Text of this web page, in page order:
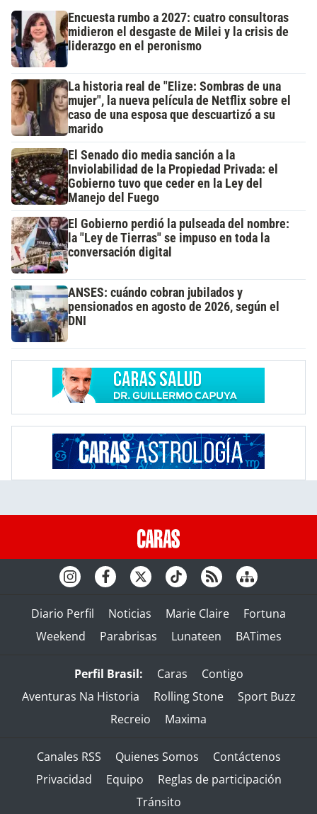
Encuesta rumbo a 2027: cuatro consultoras
midieron el desgaste de Milei y la crisis de
liderazgo en el peronismo
La historia real de "Elize: Sombras de una
mujer", la nueva película de Netflix sobre el
caso de una esposa que descuartizó a su
marido
El Senado dio media sanción a la
Inviolabilidad de la Propiedad Privada: el
Gobierno tuvo que ceder en la Ley del
Manejo del Fuego
El Gobierno perdió la pulseada del nombre:
la "Ley de Tierras" se impuso en toda la
conversación digital
ANSES: cuándo cobran jubilados y
pensionados en agosto de 2026, según el
DNI
Diario Perfil Noticias Marie Claire
Fortuna
Weekend
Parabrisas Lunateen BATimes
Perfil Brasil: Caras
Contigo
Aventuras Na Historia
Rolling Stone
Sport Buzz
Recreio
Maxima
Canales RSS Quienes Somos
Contáctenos
Privacidad
Equipo
Reglas de participación
Tránsito